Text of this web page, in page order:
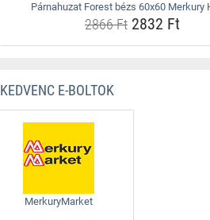
Párnahuzat Forest bézs 60x60 Merkury
2866 Ft2832 Ft
KEDVENC E-BOLTOK
MerkuryMarket